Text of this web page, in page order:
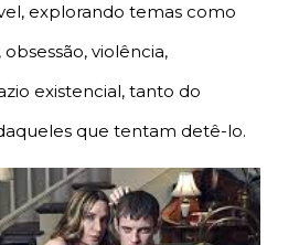
explorando temas como
violência,
existencial, tanto do
que tentam detê-lo.